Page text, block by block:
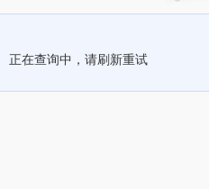
正在查询中，请刷新重试